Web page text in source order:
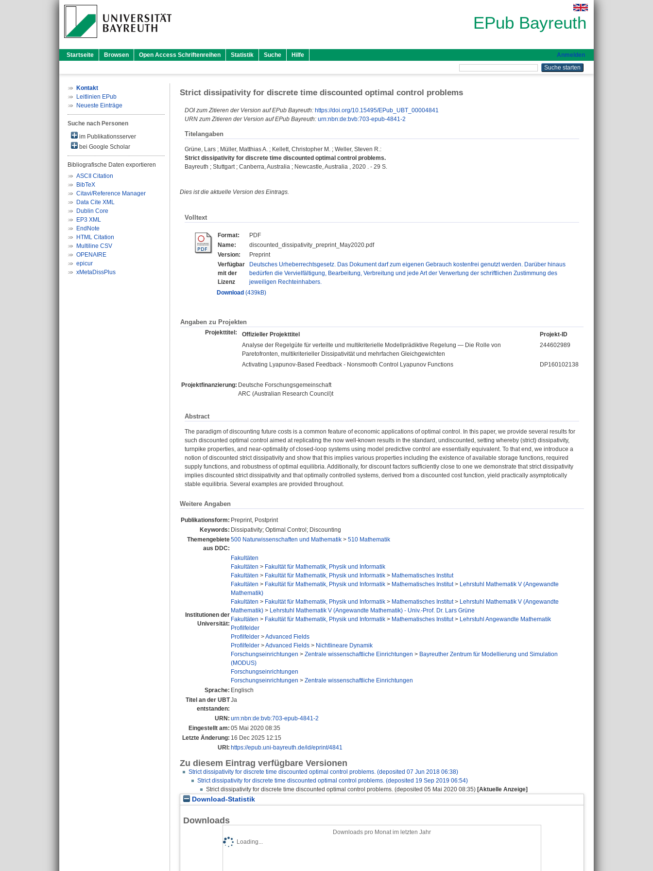
EPub Bayreuth
Startseite Browsen Open Access Schriftenreihen Statistik Suche Hilfe Anmelden
Kontakt
Leitlinien EPub
Neueste Einträge
Suche nach Personen
im Publikationsserver
bei Google Scholar
Bibliografische Daten exportieren
ASCII Citation
BibTeX
Citavi/Reference Manager
Data Cite XML
Dublin Core
EP3 XML
EndNote
HTML Citation
Multiline CSV
OPENAIRE
epicur
xMetaDissPlus
Strict dissipativity for discrete time discounted optimal control problems
DOI zum Zitieren der Version auf EPub Bayreuth: https://doi.org/10.15495/EPub_UBT_00004841
URN zum Zitieren der Version auf EPub Bayreuth: urn:nbn:de:bvb:703-epub-4841-2
Titelangaben
Grüne, Lars ; Müller, Matthias A. ; Kellett, Christopher M. ; Weller, Steven R.:
Strict dissipativity for discrete time discounted optimal control problems.
Bayreuth ; Stuttgart ; Canberra, Australia ; Newcastle, Australia , 2020 . - 29 S.
Dies ist die aktuelle Version des Eintrags.
Volltext
Format:
PDF
Name:
discounted_dissipativity_preprint_May2020.pdf
Version:
Preprint
Verfügbar
mit der
Lizenz
Deutsches Urheberrechtsgesetz. Das Dokument darf zum eigenen Gebrauch kostenfrei genutzt werden. Darüber hinaus
bedürfen die Vervielfältigung, Bearbeitung, Verbreitung und jede Art der Verwertung der schriftlichen Zustimmung des
jeweiligen Rechteinhabers.
Download (439kB)
Angaben zu Projekten
Projekttitel: Offizieller Projekttitel
Projekt-ID
Analyse der Regelgüte für verteilte und multikriterielle Modellprädiktive Regelung — Die Rolle von
Paretofronten, multikriterieller Dissipativität und mehrfachen Gleichgewichten
244602989
Activating Lyapunov-Based Feedback - Nonsmooth Control Lyapunov Functions DP160102138
Projektfinanzierung: Deutsche Forschungsgemeinschaft
ARC (Australian Research Council)t
Abstract
The paradigm of discounting future costs is a common feature of economic applications of optimal control. In this paper, we provide several results for
such discounted optimal control aimed at replicating the now well-known results in the standard, undiscounted, setting whereby (strict) dissipativity,
turnpike properties, and near-optimality of closed-loop systems using model predictive control are essentially equivalent. To that end, we introduce a
notion of discounted strict dissipativity and show that this implies various properties including the existence of available storage functions, required
supply functions, and robustness of optimal equilibria. Additionally, for discount factors sufficiently close to one we demonstrate that strict dissipativity
implies discounted strict dissipativity and that optimally controlled systems, derived from a discounted cost function, yield practically asymptotically
stable equilibria. Several examples are provided throughout.
Weitere Angaben
Publikationsform: Preprint, Postprint
Keywords: Dissipativity; Optimal Control; Discounting
Themengebiete
aus DDC:
500 Naturwissenschaften und Mathematik > 510 Mathematik
Institutionen der
Universität:
Fakultäten
Fakultäten > Fakultät für Mathematik, Physik und Informatik
Fakultäten > Fakultät für Mathematik, Physik und Informatik > Mathematisches Institut
Fakultäten > Fakultät für Mathematik, Physik und Informatik > Mathematisches Institut> Lehrstuhl Mathematik V (Angewandte
Mathematik)
Fakultäten > Fakultät für Mathematik, Physik und Informatik > Mathematisches Institut> Lehrstuhl Mathematik V (Angewandte
Mathematik) > Lehrstuhl Mathematik V (Angewandte Mathematik) - Univ.-Prof. Dr. Lars Grüne
Fakultäten > Fakultät für Mathematik, Physik und Informatik > Mathematisches Institut> Lehrstuhl Angewandte Mathematik
Profilfelder
Profilfelder >Advanced Fields
Profilfelder >Advanced Fields > Nichtlineare Dynamik
Forschungseinrichtungen > Zentrale wissenschaftliche Einrichtungen > Bayreuther Zentrum für Modellierung und Simulation
(MODUS)
Forschungseinrichtungen
Forschungseinrichtungen > Zentrale wissenschaftliche Einrichtungen
Sprache: Englisch
Titel an der UBT
entstanden:
Ja
URN: urn:nbn:de:bvb:703-epub-4841-2
Eingestellt am: 05 Mai 2020 08:35
Letzte Änderung: 16 Dec 2025 12:15
URI: https://epub.uni-bayreuth.de/id/eprint/4841
Zu diesem Eintrag verfügbare Versionen
Strict dissipativity for discrete time discounted optimal control problems. (deposited 07 Jun 2018 06:38)
Strict dissipativity for discrete time discounted optimal control problems. (deposited 19 Sep 2019 06:54)
Strict dissipativity for discrete time discounted optimal control problems. (deposited 05 Mai 2020 08:35) [Aktuelle Anzeige]
Download-Statistik
Downloads
Downloads pro Monat im letzten Jahr
Loading...